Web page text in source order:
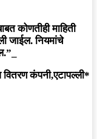
कोणतीही माहिती
जाईल. नियमांचे
कंपनी,एटापल्ली*